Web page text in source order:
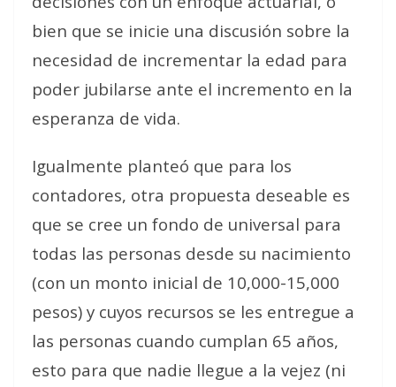
bien que se inicie una discusión sobre la
necesidad de incrementar la edad para
poder jubilarse ante el incremento en la
esperanza de vida.
Igualmente planteó que para los
contadores, otra propuesta deseable es
que se cree un fondo de universal para
todas las personas desde su nacimiento
(con un monto inicial de 10,000-15,000
pesos) y cuyos recursos se les entregue a
las personas cuando cumplan 65 años,
esto para que nadie llegue a la vejez (ni